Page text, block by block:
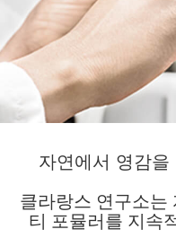
자연에서 영감
클라랑스 연구소는
티 포뮬러를 지속